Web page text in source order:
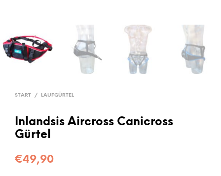
START / LAUFGÜRTEL
Inlandsis Aircross Canicross
Gürtel
€49,90